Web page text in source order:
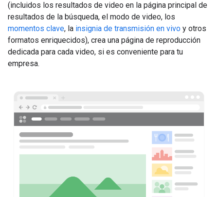
(incluidos los resultados de video en la página principal de
resultados de la búsqueda, el modo de video, los
momentos clave, la insignia de transmisión en vivo y otros
formatos enriquecidos), crea una página de reproducción
dedicada para cada video, si es conveniente para tu
empresa.